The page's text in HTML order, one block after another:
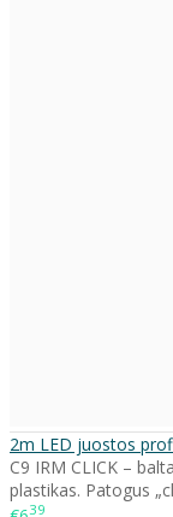
2m LED juostos
C9 IRM CLICK –
plastikas. Patogus
39